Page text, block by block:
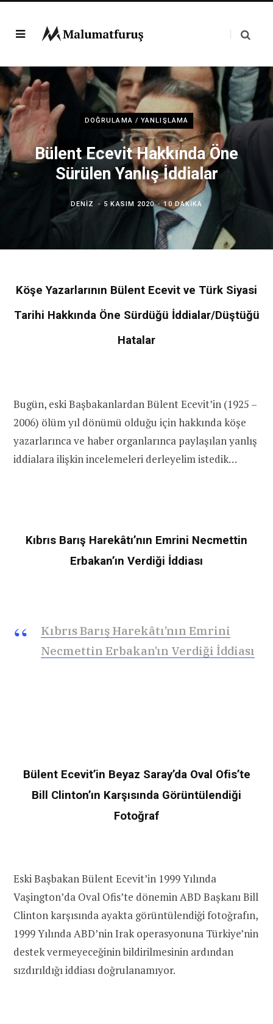
DOĞRULAMA / YANLIŞLAMA
Bülent Ecevit Hakkında Öne
Sürülen Yanlış İddialar
DENIZ 5 KASIM 2020 10 DAKIKA
Köşe Yazarlarının Bülent Ecevit ve Türk Siyasi
Tarihi Hakkında Öne Sürdüğü İddialar/Düştüğü
Hatalar
Bugün, eski Başbakanlardan Bülent Ecevit’in (1925 –
2006) ölüm yıl dönümü olduğu için hakkında köşe
yazarlarınca ve haber organlarınca paylaşılan yanlış
iddialara ilişkin incelemeleri derleyelim istedik…
Kıbrıs Barış Harekâtı’nın Emrini Necmettin
Erbakan’ın Verdiği İddiası
Kıbrıs Barış Harekâtı’nın Emrini
Necmettin Erbakan’ın Verdiği İddiası
Bülent Ecevit’in Beyaz Saray’da Oval Ofis’te
Bill Clinton’ın Karşısında Görüntülendiği
Fotoğraf
Eski Başbakan Bülent Ecevit’in 1999 Yılında
Vaşington’da Oval Ofis’te dönemin ABD Başkanı Bill
Clinton karşısında ayakta görüntülendiği fotoğrafın,
1999 Yılında ABD’nin Irak operasyonuna Türkiye’nin
destek vermeyeceğinin bildirilmesinin ardından
sızdırıldığı iddiası doğrulanamıyor.